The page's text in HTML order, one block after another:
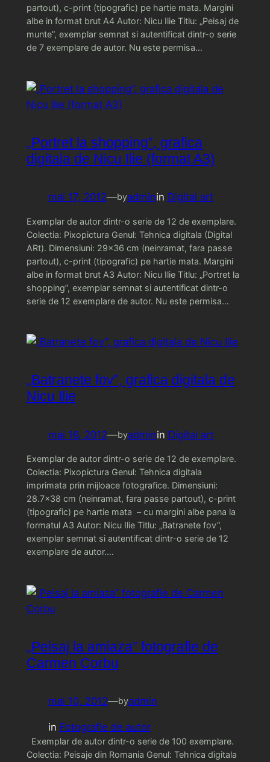
partout), c-print (tipografic) pe hartie mata. Margini
albe in format brut A4 Autor: Nicu Ilie Titlu: „Peisaj de
munte”, exemplar semnat si autentificat dintr-o serie
de 7 exemplare de autor. Nu este permisa…
„Portret la shopping”, grafica
digitala de Nicu Ilie (format A3)
mai 17, 2012—byadminin Digital art
Exemplar de autor dintr-o serie de 12 de exemplare.
Colectia: Pixopictura Genul: Tehnica digitala (Digital
ARt). Dimensiuni: 29×36 cm (neinramat, fara passe
partout), c-print (tipografic) pe hartie mata. Margini
albe in format brut A3 Autor: Nicu Ilie Titlu: „Portret la
shopping”, exemplar semnat si autentificat dintr-o
serie de 12 exemplare de autor. Nu este permisa…
„Batranete fov”, grafica digitala de
Nicu Ilie
mai 16, 2012—byadminin Digital art
Exemplar de autor dintr-o serie de 12 de exemplare.
Colectia: Pixopictura Genul: Tehnica digitala
imprimata prin mijloace fotografice. Dimensiuni:
28.7×38 cm (neinramat, fara passe partout), c-print
(tipografic) pe hartie mata – cu margini albe pana la
formatul A3 Autor: Nicu Ilie Titlu: „Batranete fov”,
exemplar semnat si autentificat dintr-o serie de 12
exemplare de autor.…
„Peisaj la amiaza” fotografie de
Carmen Corbu
mai 10, 2012—byadmin
in Fotografie de autor
Exemplar de autor dintr-o serie de 100 exemplare.
Colectia: Peisaje din Romania Genul: Tehnica digitala